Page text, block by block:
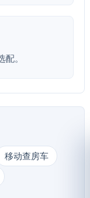
。
移动查房车